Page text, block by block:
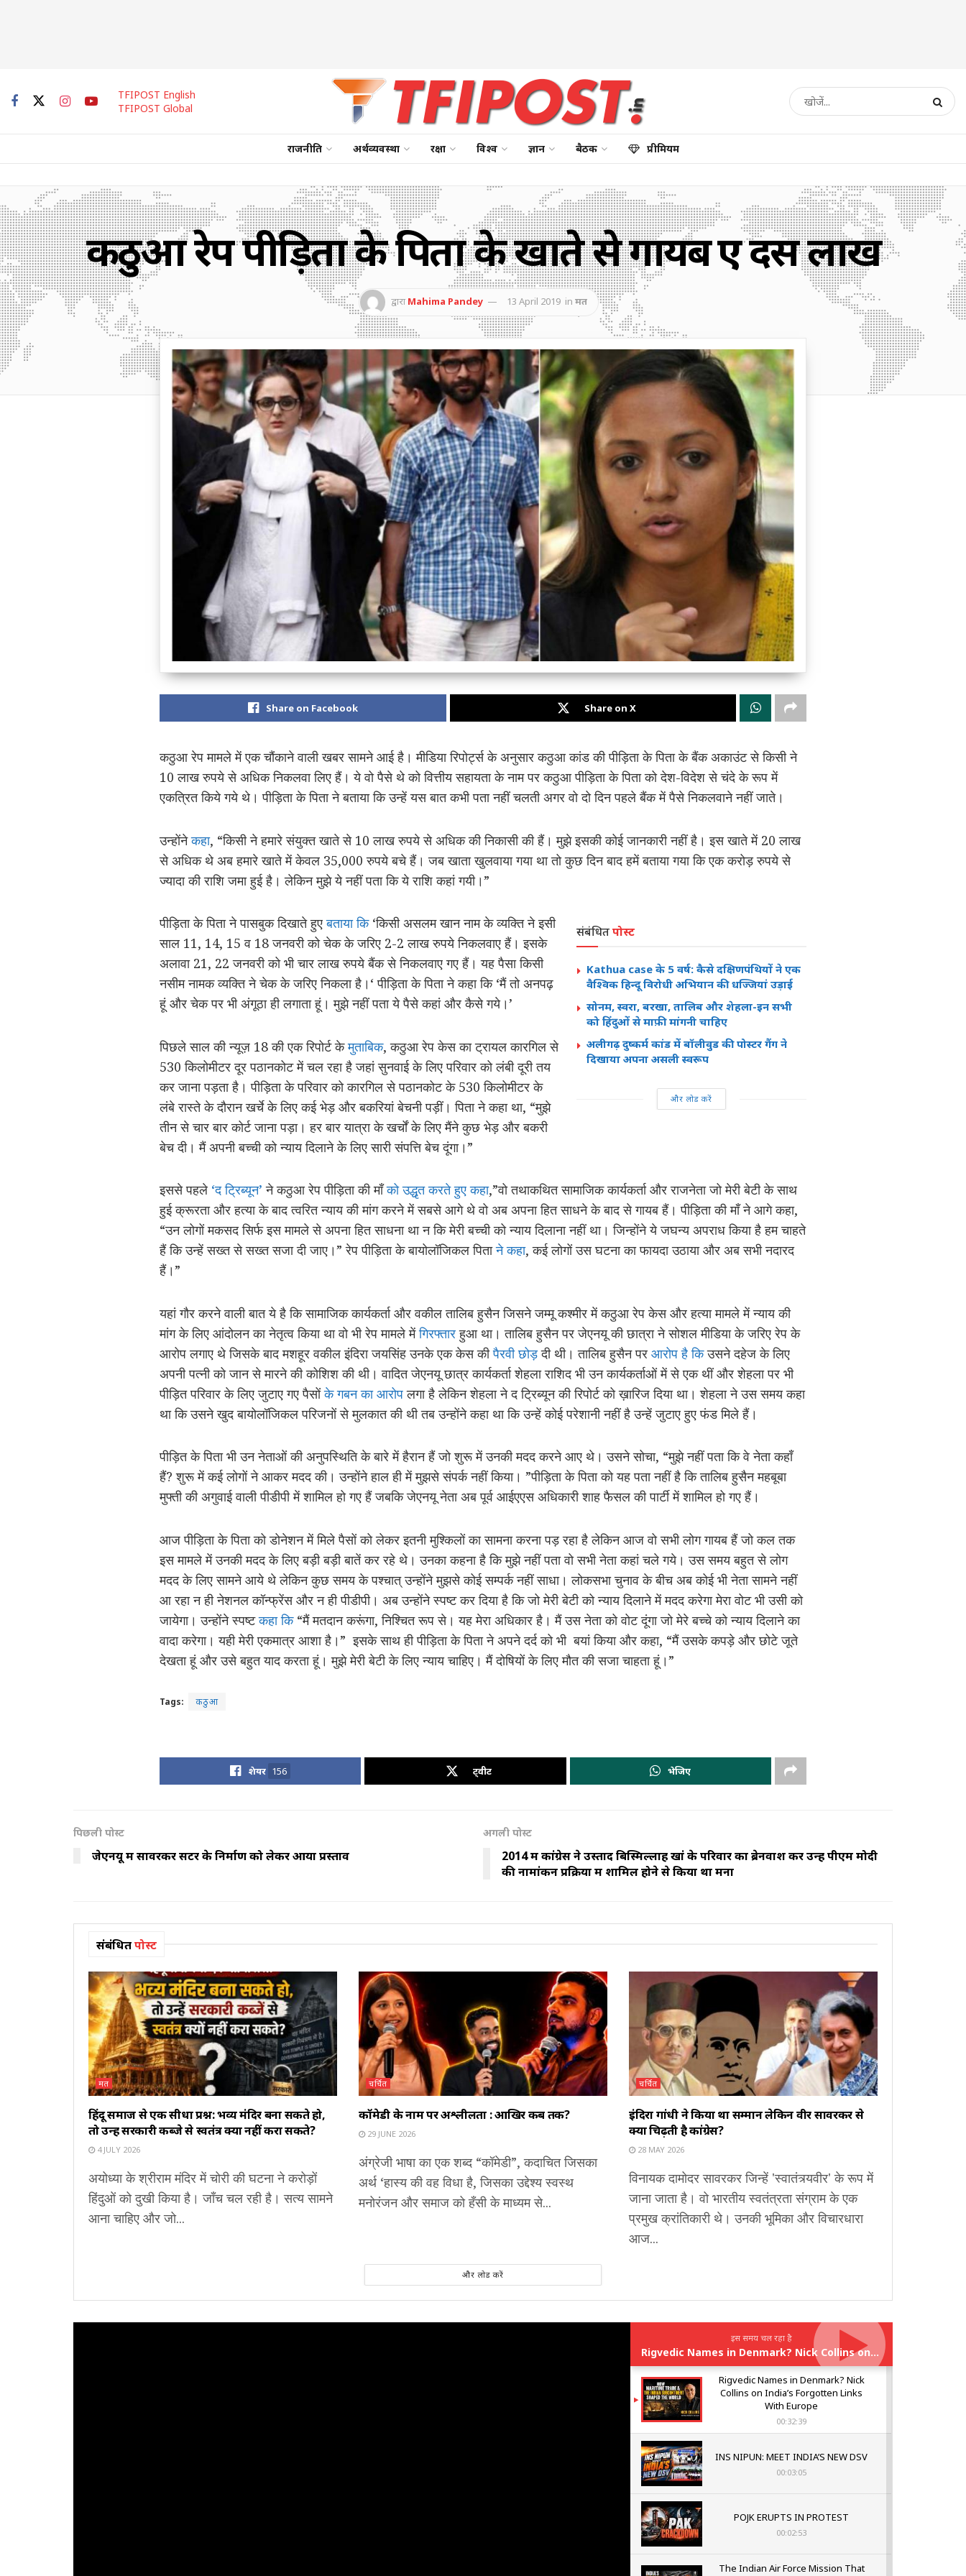
TFIPOST English
TFIPOST Global
राजनीति अर्थव्यवस्था रक्षा विश्व ज्ञान बैठक प्रीमियम
कठुआ रेप पीड़िता के पिता के खाते से गायब हुए दस लाख
द्वारा Mahima Pandey 13 April 2019 in मत
Share on Facebook Share on X
कठुआ रेप मामले में एक चौंकाने वाली खबर सामने आई है। मीडिया रिपोर्ट्स के अनुसार कठुआ कांड की पीड़िता के पिता के बैंक अकाउंट से किसी ने
10 लाख रुपये से अधिक निकलवा लिए हैं। ये वो पैसे थे को वित्तीय सहायता के नाम पर कठुआ पीड़िता के पिता को देश-विदेश से चंदे के रूप में
एकत्रित किये गये थे। पीड़िता के पिता ने बताया कि उन्हें यस बात कभी पता नहीं चलती अगर वो दो दिन पहले बैंक में पैसे निकलवाने नहीं जाते।
उन्होंनेकहा, “किसी ने हमारे संयुक्त खाते से 10 लाख रुपये से अधिक की निकासी की हैं। मुझे इसकी कोई जानकारी नहीं है। इस खाते में 20 लाख
से अधिक थे अब हमारे खाते में केवल 35,000 रुपये बचे हैं। जब खाता खुलवाया गया था तो कुछ दिन बाद हमें बताया गया कि एक करोड़ रुपये से
ज्यादा की राशि जमा हुई है। लेकिन मुझे ये नहीं पता कि ये राशि कहां गयी।”
संबंधितपोस्ट
Kathua case के 5 वर्ष: कैसे दक्षिणपंथियों ने एक
वैश्विक हिन्दू विरोधी अभियान की धज्जियां उड़ाई
सोनम, स्वरा, बरखा, तालिब और शेहला-इन सभी
को हिंदुओं से माफ़ी मांगनी चाहिए
अलीगढ़ दुष्कर्म कांड में बॉलीवुड की पोस्टर गैंग ने
दिखाया अपना असली स्वरूप
और लोड करें
पीड़िता के पिता ने पासबुक दिखाते हुएबताया कि‘किसी असलम खान नाम के व्यक्ति ने इसी
साल 11, 14, 15 व 18 जनवरी को चेक के जरिए 2-2 लाख रुपये निकलवाए हैं। इसके
अलावा 21, 22 जनवरी को भी चार लाख रुपये बैंक से निकलवाए गए हैं। यह पैसा किसी
नसीम नामक व्यक्ति ने चेक के जरिए निकला है।‘ पीड़िता के पिता ने कहा कि ‘मैं तो अनपढ़
हूं और चेक पर भी अंगूठा ही लगाता हूं। मुझे नहीं पता ये पैसे कहां और कैसे गये।’
पिछले साल की न्यूज़ 18 की एक रिपोर्ट केमुताबिक, कठुआ रेप केस का ट्रायल कारगिल से
530 किलोमीटर दूर पठानकोट में चल रहा है जहां सुनवाई के लिए परिवार को लंबी दूरी तय
कर जाना पड़ता है। पीड़िता के परिवार को कारगिल से पठानकोट के 530 किलोमीटर के
लंबे रास्ते के दौरान खर्चे के लिए कई भेड़ और बकरियां बेचनी पड़ीं। पिता ने कहा था, “मुझे
तीन से चार बार कोर्ट जाना पड़ा। हर बार यात्रा के खर्चों के लिए मैंने कुछ भेड़ और बकरी
बेच दी। मैं अपनी बच्ची को न्याय दिलाने के लिए सारी संपत्ति बेच दूंगा।”
इससे पहले ‘द ट्रिब्यून’ ने कठुआ रेप पीड़िता की माँको उद्धृत करते हुए कहा,”वो तथाकथित सामाजिक कार्यकर्ता और राजनेता जो मेरी बेटी के साथ
हुई क्रूरता और हत्या के बाद त्वरित न्याय की मांग करने में सबसे आगे थे वो अब अपना हित साधने के बाद से गायब हैं। पीड़िता की माँ ने आगे कहा,
“उन लोगों मकसद सिर्फ इस मामले से अपना हित साधना था न कि मेरी बच्ची को न्याय दिलाना नहीं था। जिन्होंने ये जघन्य अपराध किया है हम चाहते
हैं कि उन्हें सख्त से सख्त सजा दी जाए।” रेप पीड़िता के बायोलॉजिकल पिताने कहा, कई लोगों उस घटना का फायदा उठाया और अब सभी नदारद
हैं।”
यहां गौर करने वाली बात ये है कि सामाजिक कार्यकर्ता और वकील तालिब हुसैन जिसने जम्मू कश्मीर में कठुआ रेप केस और हत्या मामले में न्याय की
मांग के लिए आंदोलन का नेतृत्व किया था वो भी रेप मामले मेंगिरफ्तारहुआ था। तालिब हुसैन पर जेएनयू की छात्रा ने सोशल मीडिया के जरिए रेप के
आरोप लगाए थे जिसके बाद मशहूर वकील इंदिरा जयसिंह उनके एक केस कीपैरवी छोड़दी थी। तालिब हुसैन पर आरोप है किउसने दहेज के लिए
अपनी पत्नी को जान से मारने की कोशिश की थी। वादित जेएनयू छात्र कार्यकर्ता शेहला राशिद भी उन कार्यकर्ताओं में से एक थीं और शेहला पर भी
पीड़ित परिवार के लिए जुटाए गए पैसोंके गबन का आरोपलगा है लेकिन शेहला ने द ट्रिब्यून की रिपोर्ट को ख़ारिज दिया था। शेहला ने उस समय कहा
था कि उसने खुद बायोलॉजिकल परिजनों से मुलकात की थी तब उन्होंने कहा था कि उन्हें कोई परेशानी नहीं है उन्हें जुटाए हुए फंड मिले हैं।
पीड़ित के पिता भी उन नेताओं की अनुपस्थिति के बारे में हैरान हैं जो शुरू में उनकी मदद करने आए थे। उसने सोचा, “मुझे नहीं पता कि वे नेता कहाँ
हैं? शुरू में कई लोगों ने आकर मदद की। उन्होंने हाल ही में मुझसे संपर्क नहीं किया। ”पीड़िता के पिता को यह पता नहीं है कि तालिब हुसैन महबूबा
मुफ्ती की अगुवाई वाली पीडीपी में शामिल हो गए हैं जबकि जेएनयू नेता अब पूर्व आईएएस अधिकारी शाह फैसल की पार्टी में शामिल हो गए हैं।
आज पीड़िता के पिता को डोनेशन में मिले पैसों को लेकर इतनी मुश्किलों का सामना करना पड़ रहा है लेकिन आज वो सभी लोग गायब हैं जो कल तक
इस मामले में उनकी मदद के लिए बड़ी बड़ी बातें कर रहे थे। उनका कहना है कि मुझे नहीं पता वो सभी नेता कहां चले गये। उस समय बहुत से लोग
मदद के लिए सामने आये थे लेकिन कुछ समय के पश्चात् उन्होंने मुझसे कोई सम्पर्क नहीं साधा। लोकसभा चुनाव के बीच अब कोई भी नेता सामने नहीं
आ रहा न ही नेशनल कॉन्फ्रेंस और न ही पीडीपी। अब उन्होंने स्पष्ट कर दिया है कि जो मेरी बेटी को न्याय दिलाने में मदद करेगा मेरा वोट भी उसी को
जायेगा। उन्होंने स्पष्टकहा कि“मैं मतदान करूंगा, निश्चित रूप से। यह मेरा अधिकार है। मैं उस नेता को वोट दूंगा जो मेरे बच्चे को न्याय दिलाने का
वादा करेगा। यही मेरी एकमात्र आशा है।” इसके साथ ही पीड़िता के पिता ने अपने दर्द को भी बयां किया और कहा, “मैं उसके कपड़े और छोटे जूते
देखता हूं और उसे बहुत याद करता हूं। मुझे मेरी बेटी के लिए न्याय चाहिए। मैं दोषियों के लिए मौत की सजा चाहता हूं।”
Tags: कठुआ
शेयर 156 ट्वीट भेजिए
पिछली पोस्ट
जेएनयू में सावरकर सेंटर के निर्माण को लेकर आया प्रस्ताव
अगली पोस्ट
2014 में कांग्रेस ने उस्ताद बिस्मिल्लाह खां के परिवार का ब्रेनवाश कर उन्हें पीएम मोदी
की नामांकन प्रक्रिया में शामिल होने से किया था मना
संबंधितपोस्ट
मत
हिंदू समाज से एक सीधा प्रश्न: भव्य मंदिर बना सकते हो,
तो उन्हें सरकारी कब्जे से स्वतंत्र क्यों नहीं करा सकते?
4 JULY 2026
अयोध्या के श्रीराम मंदिर में चोरी की घटना ने करोड़ों
हिंदुओं को दुखी किया है। जाँच चल रही है। सत्य सामने
आना चाहिए और जो...
चर्चित
कॉमेडी के नाम पर अश्लीलता : आखिर कब तक?
29 JUNE 2026
अंग्रेजी भाषा का एक शब्द “कॉमेडी”, कदाचित जिसका
अर्थ ‘हास्य की वह विधा है, जिसका उद्देश्य स्वस्थ
मनोरंजन और समाज को हँसी के माध्यम से...
चर्चित
इंदिरा गांधी ने किया था सम्मान लेकिन वीर सावरकर से
क्यों चिढ़ती है कांग्रेस?
28 MAY 2026
विनायक दामोदर सावरकर जिन्हें 'स्वातंत्र्यवीर' के रूप में
जाना जाता है। वो भारतीय स्वतंत्रता संग्राम के एक
प्रमुख क्रांतिकारी थे। उनकी भूमिका और विचारधारा
आज...
और लोड करें
इस समय चल रहा है
Rigvedic Names in Denmark? Nick Collins on India’s Forgotten Links With Europe
Rigvedic Names in Denmark? Nick
Collins on India’s Forgotten Links
With Europe
00:32:39
INS NIPUN: MEET INDIA’S NEW DSV
00:03:05
POJK ERUPTS IN PROTEST
00:02:53
The Indian Air Force Mission That